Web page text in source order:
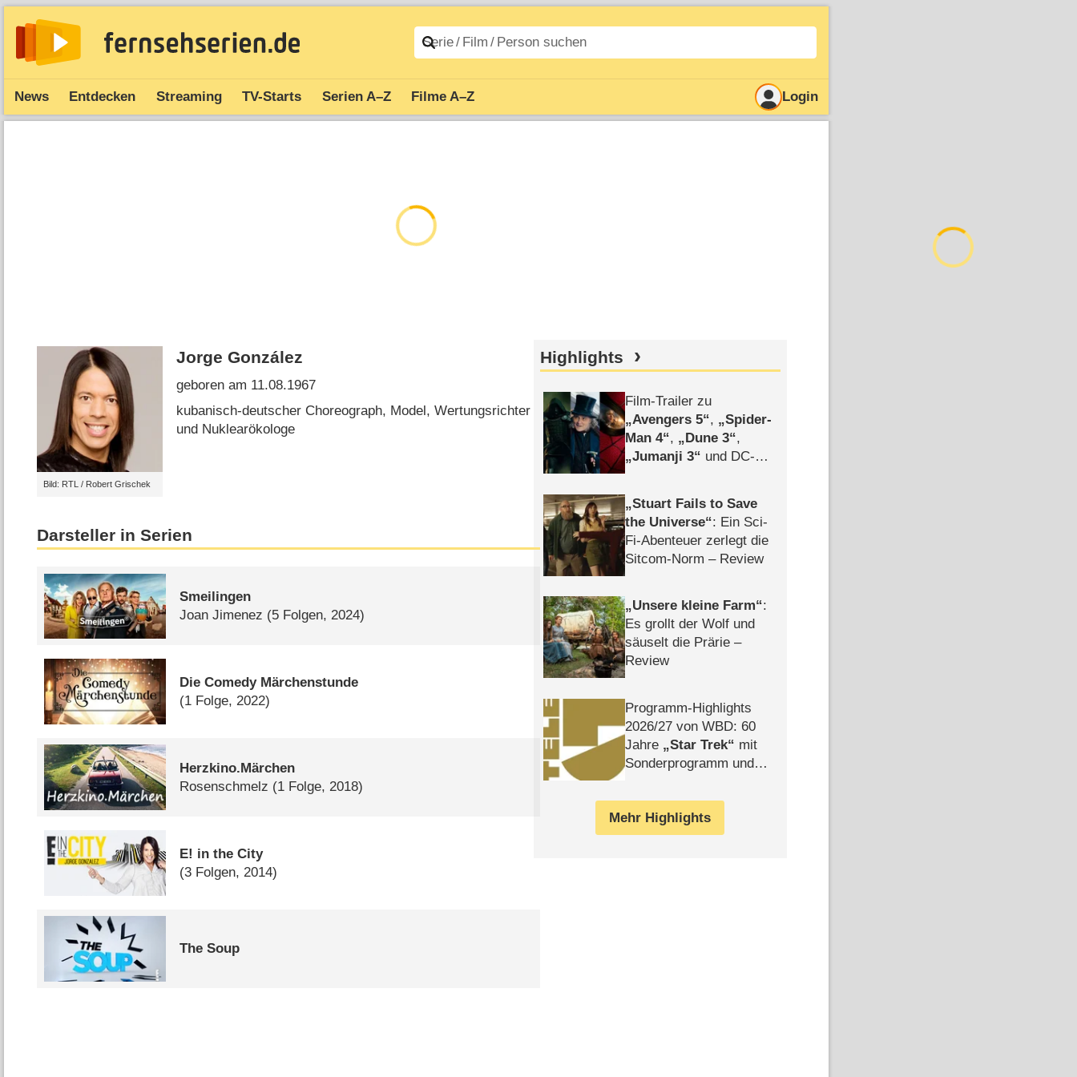
News Entdecken Streaming TV-Starts Serien A–Z Filme A–Z Login
Bild: RTL / Robert Grischek
Jorge González
geboren am 11.08.1967
kubanisch-deutscher Choreograph, Model, Wertungsrichter
und Nuklearökologe
Darsteller in Serien
Smeilingen
Joan Jimenez (5 Folgen, 2024)
Die Comedy Märchenstunde
(1 Folge, 2022)
Herzkino.Märchen
Rosenschmelz (1 Folge, 2018)
E! in the City
(3 Folgen, 2014)
The Soup
Highlights
Film-Trailer zu
Avengers 5 ,
Spider-
Man 4 , Dune 3 ,
Jumanji 3
und DC-
Stuart Fails to Save
the Universe : Ein Sci-
Fi-Abenteuer zerlegt die
Sitcom-Norm – Review
Unsere kleine Farm :
Es grollt der Wolf und
säuselt die Prärie –
Review
Programm-Highlights
2026/​27 von WBD: 60
Jahre
Star Trek
mit
Sonderprogramm und
Mehr Highlights